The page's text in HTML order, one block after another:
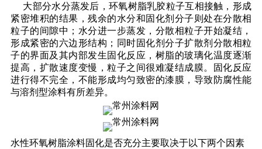
大部分水分蒸发后，环氧树脂乳胶粒子互相接触，形成
紧密堆积的结果，残余的水分和固化剂分子则处在分散相
粒子的间隙中；水分进一步蒸发，分散相粒子开始凝结，
形成紧密的六边形结构；同时固化剂分子扩散剂分散相粒
子的界面及其内部发生固化反应，树脂的玻璃化温度逐渐
提高，扩散速度变慢，粒子之间很难凝结成膜。固化反应
进行得不完全，不能形成均匀致密的漆膜，导致防腐性能
与溶剂型涂料有所差异。
水性环氧树脂涂料固化是否充分主要取决于以下两个因素